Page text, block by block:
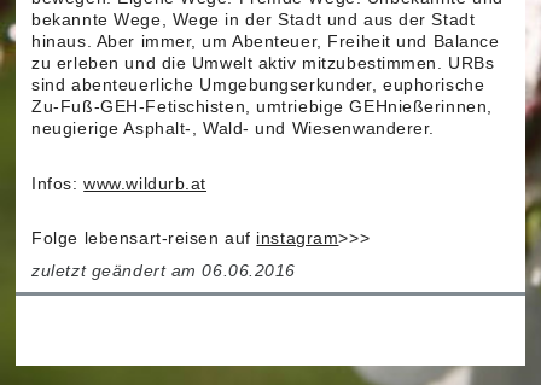
bekannte Wege, Wege in der Stadt und aus der Stadt
hinaus. Aber immer, um Abenteuer, Freiheit und Balance
zu erleben und die Umwelt aktiv mitzubestimmen. URBs
sind abenteuerliche Umgebungserkunder, euphorische
Zu-Fuß-GEH-Fetischisten, umtriebige GEHnießerinnen,
neugierige Asphalt-, Wald- und Wiesenwanderer.
Infos:www.wildurb.at
Folge lebensart-reisen auf instagram>>>
zuletzt geändert am 06.06.2016